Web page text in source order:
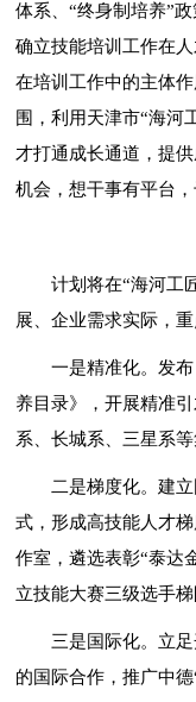
体系、“终身制培养”
确立技能培训工作在
在培训工作中的主体
围，利用天津市“海河
才打通成长通道，提
机会，想干事有平台
计划将在“海河工
展、企业需求实际，
一是精准化。发
养目录》，开展精准
系、长城系、三星系
二是梯度化。建
式，形成高技能人才
作室，遴选表彰“泰达
立技能大赛三级选手梯
三是国际化。立
的国际合作，推广中